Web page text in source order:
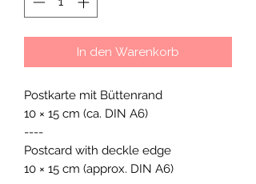
In den Warenkorb
Postkarte mit Büttenrand
10 × 15 cm (ca. DIN A6)
----
Postcard with deckle edge
10 × 15 cm (approx. DIN A6)